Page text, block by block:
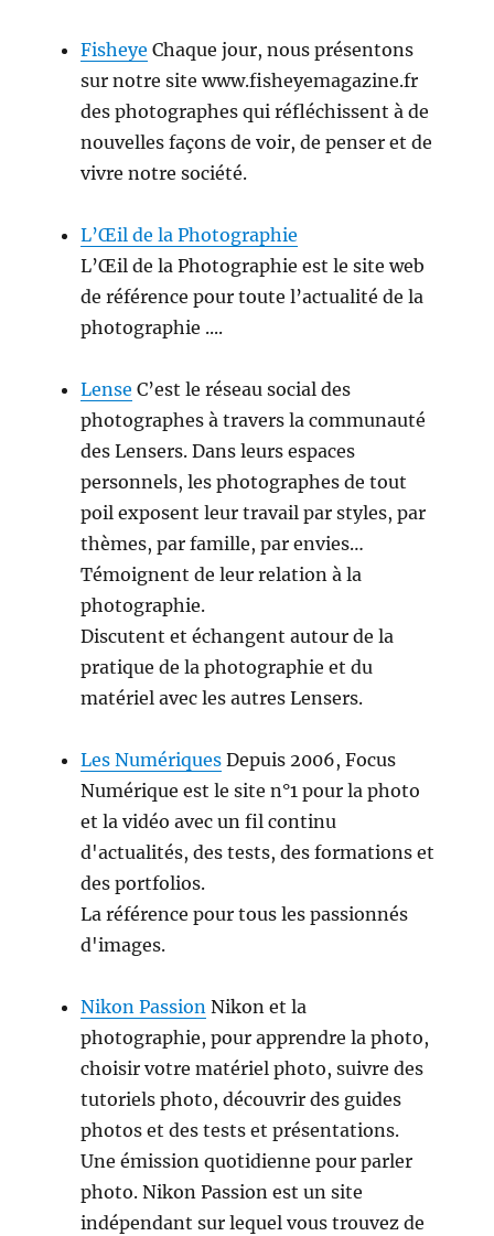
Fisheye Chaque jour, nous présentons
sur notre site www.fisheyemagazine.fr
des photographes qui réfléchissent à de
nouvelles façons de voir, de penser et de
vivre notre société.
L’Œil de la Photographie
L’Œil de la Photographie est le site web
de référence pour toute l’actualité de la
photographie ....
Lense C’est le réseau social des
photographes à travers la communauté
des Lensers. Dans leurs espaces
personnels, les photographes de tout
poil exposent leur travail par styles, par
thèmes, par famille, par envies…
Témoignent de leur relation à la
photographie.
Discutent et échangent autour de la
pratique de la photographie et du
matériel avec les autres Lensers.
Les Numériques Depuis 2006, Focus
Numérique est le site n°1 pour la photo
et la vidéo avec un fil continu
d'actualités, des tests, des formations et
des portfolios.
La référence pour tous les passionnés
d'images.
Nikon Passion Nikon et la
photographie, pour apprendre la photo,
choisir votre matériel photo, suivre des
tutoriels photo, découvrir des guides
photos et des tests et présentations.
Une émission quotidienne pour parler
photo. Nikon Passion est un site
indépendant sur lequel vous trouvez de